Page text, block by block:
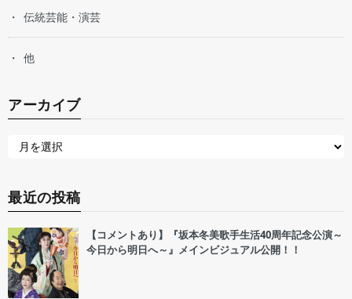
伝統芸能・演芸
他
アーカイブ
最近の投稿
【コメントあり】『坂本冬美歌手生活40周年記念公演～
今日から明日へ～』メインビジュアル公開！！